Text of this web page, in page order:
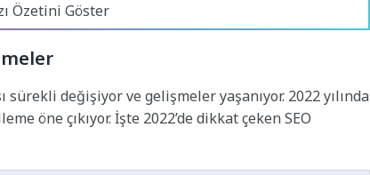
Özetini Göster
değişiyor ve gelişmeler yaşanıyor. 2022 yılında
öne çıkıyor. İşte 2022’de dikkat çeken SEO